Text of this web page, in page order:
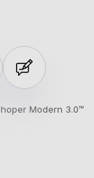
Modern 3.0™